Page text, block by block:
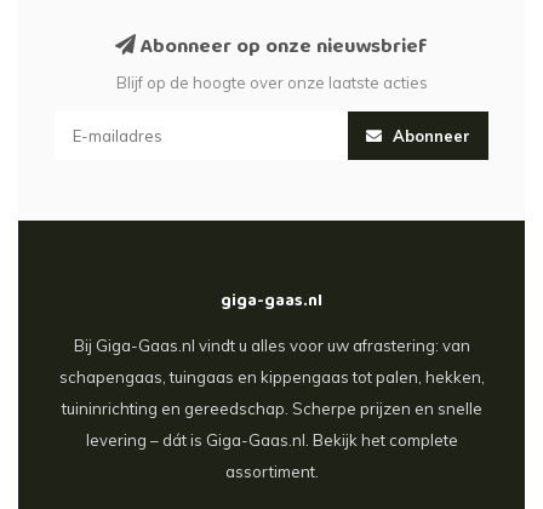
Abonneer op onze nieuwsbrief
Blijf op de hoogte over onze laatste acties
Abonneer
giga-gaas.nl
Bij Giga-Gaas.nl vindt u alles voor uw afrastering: van
schapengaas, tuingaas en kippengaas tot palen, hekken,
tuininrichting en gereedschap. Scherpe prijzen en snelle
levering – dát is Giga-Gaas.nl. Bekijk het complete
assortiment.